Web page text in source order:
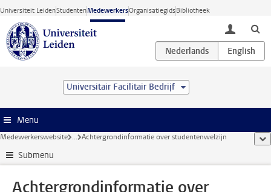
Ga direct naar de inhoud
Universiteit LeidenStudentenMedewerkersOrganisatiegidsBibliotheek
toggle
Universitair Facilitair Bedrijf
Menu
Medewerkerswebsite ... Achtergrondinformatie over studentenwelzijn
Submenu
Achtergrondinformatie over